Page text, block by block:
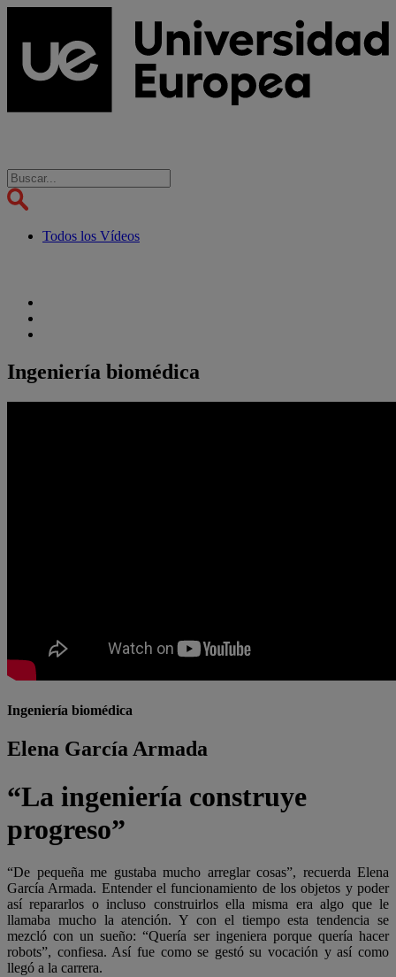
Todos los Vídeos
Ingeniería biomédica
Ingeniería biomédica
Elena García Armada
“La ingeniería construye
progreso”
“De pequeña me gustaba mucho arreglar cosas”, recuerda Elena
García Armada. Entender el funcionamiento de los objetos y poder
así repararlos o incluso construirlos ella misma era algo que le
llamaba mucho la atención. Y con el tiempo esta tendencia se
mezcló con un sueño: “Quería ser ingeniera porque quería hacer
robots”, confiesa. Así fue como se gestó su vocación y así como
llegó a la carrera.